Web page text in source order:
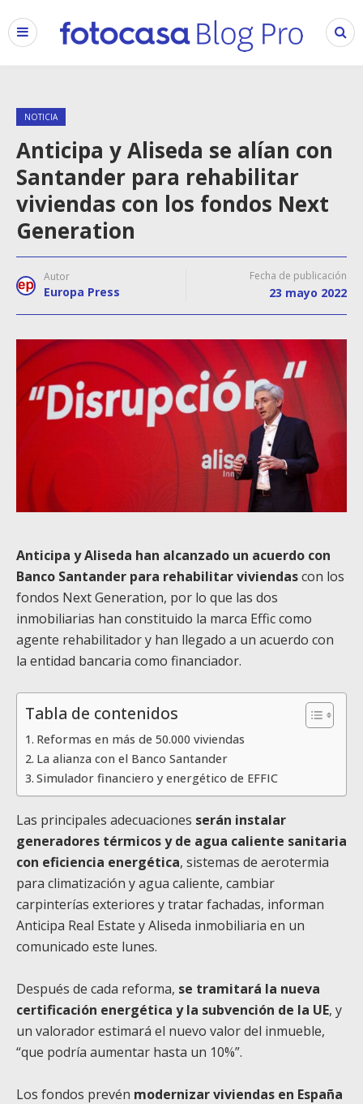
NOTICIA
Anticipa y Aliseda se alían con
Santander para rehabilitar
viviendas con los fondos Next
Generation
Autor
Europa Press
Fecha de publicación
23 mayo 2022
Anticipa y Aliseda han alcanzado un acuerdo con
Banco Santander para rehabilitar viviendascon los
fondos Next Generation, por lo que las dos
inmobiliarias han constituido la marca Effic como
agente rehabilitador y han llegado a un acuerdo con
la entidad bancaria como financiador.
Tabla de contenidos
Reformas en más de 50.000 viviendas
La alianza con el Banco Santander
Simulador financiero y energético de EFFIC
Las principales adecuaciones serán instalar
generadores térmicos y de agua caliente sanitaria
con eficiencia energética, sistemas de aerotermia
para climatización y agua caliente, cambiar
carpinterías exteriores y tratar fachadas, informan
Anticipa Real Estate y Aliseda inmobiliaria en un
comunicado este lunes.
Después de cada reforma, se tramitará la nueva
certificación energética y la subvención de la UE, y
un valorador estimará el nuevo valor del inmueble,
“que podría aumentar hasta un 10%”.
Los fondos prevén modernizar viviendas en España